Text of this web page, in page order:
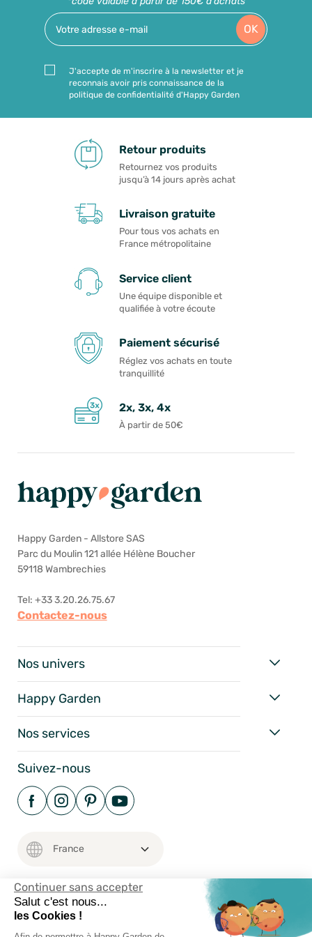
Continuer sans accepter
Salut c'est nous...
les Cookies !
OK
J'accepte de m'inscrire à la newsletter et je
reconnais avoir pris connaissance de la
politique de confidentialité d'Happy Garden
Retour produits
Retournez vos produits
jusqu’à 14 jours après achat
Livraison gratuite
Pour tous vos achats en
France métropolitaine
Service client
Une équipe disponible et
qualifiée à votre écoute
Paiement sécurisé
Réglez vos achats en toute
tranquillité
2x, 3x, 4x
À partir de 50€
Happy Garden - Allstore SAS
Parc du Moulin 121 allée Hélène Boucher
59118 Wambrechies
Tel: +33 3.20.26.75.67
Contactez-nous
Nos univers
Happy Garden
Nos services
Suivez-nous
Mentions Légales
Conditions Générales